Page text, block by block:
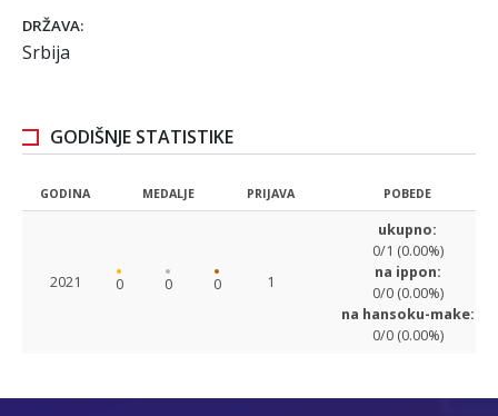
DRŽAVA:
Srbija
GODIŠNJE STATISTIKE
GODINA MEDALJE PRIJAVA POBEDE
2021 0 0 0 1
ukupno:
0/1 (0.00%)
na ippon:
0/0 (0.00%)
na hansoku-make:
0/0 (0.00%)